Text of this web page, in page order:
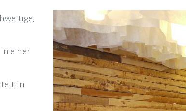
navigation
In einer
in